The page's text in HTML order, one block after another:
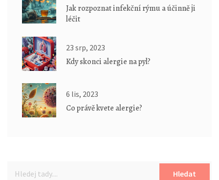
Jak rozpoznat infekční rýmu a účinně ji
léčit
23 srp, 2023
Kdy skonci alergie na pyl?
6 lis, 2023
Co právě kvete alergie?
Hledat